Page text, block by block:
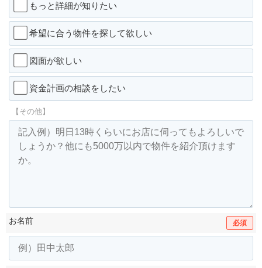
もっと詳細が知りたい
希望に合う物件を探して欲しい
図面が欲しい
資金計画の相談をしたい
【その他】
お名前 必須